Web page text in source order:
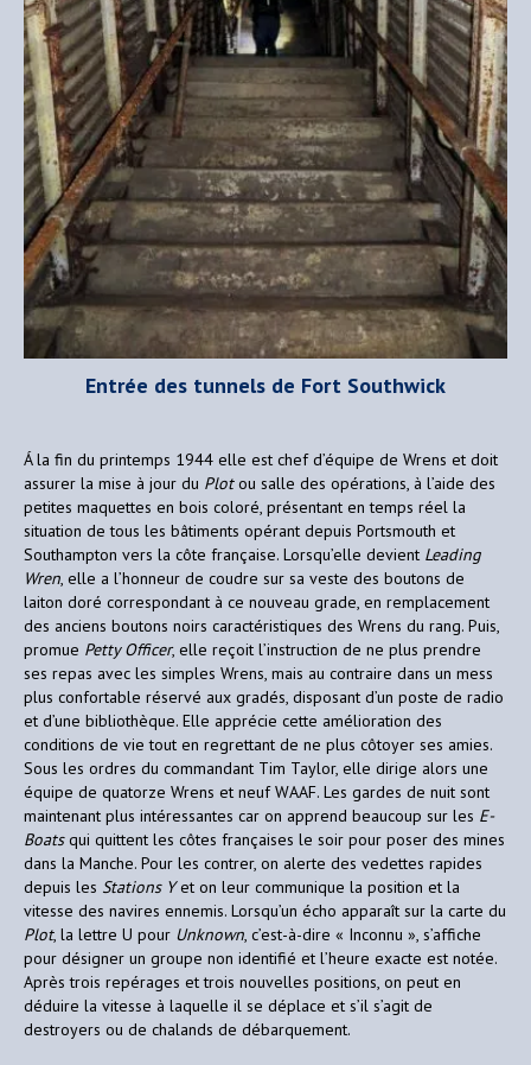
Entrée des tunnels de Fort Southwick
Á la fin du printemps 1944 elle est chef d’équipe de Wrens et doit
assurer la mise à jour du Plotou salle des opérations, à l’aide des
petites maquettes en bois coloré, présentant en temps réel la
situation de tous les bâtiments opérant depuis Portsmouth et
Southampton vers la côte française. Lorsqu’elle devient Leading
Wren, elle a l’honneur de coudre sur sa veste des boutons de
laiton doré correspondant à ce nouveau grade, en remplacement
des anciens boutons noirs caractéristiques des Wrens du rang. Puis,
promue Petty Officer, elle reçoit l’instruction de ne plus prendre
ses repas avec les simples Wrens, mais au contraire dans un mess
plus confortable réservé aux gradés, disposant d’un poste de radio
et d’une bibliothèque. Elle apprécie cette amélioration des
conditions de vie tout en regrettant de ne plus côtoyer ses amies.
Sous les ordres du commandant Tim Taylor, elle dirige alors une
équipe de quatorze Wrens et neuf WAAF. Les gardes de nuit sont
maintenant plus intéressantes car on apprend beaucoup sur les E-
Boatsqui quittent les côtes françaises le soir pour poser des mines
dans la Manche. Pour les contrer, on alerte des vedettes rapides
depuis les Stations Yet on leur communique la position et la
vitesse des navires ennemis. Lorsqu’un écho apparaît sur la carte du
Plot, la lettre U pour Unknown, c’est-à-dire « Inconnu », s’affiche
pour désigner un groupe non identifié et l’heure exacte est notée.
Après trois repérages et trois nouvelles positions, on peut en
déduire la vitesse à laquelle il se déplace et s’il s’agit de
destroyers ou de chalands de débarquement.